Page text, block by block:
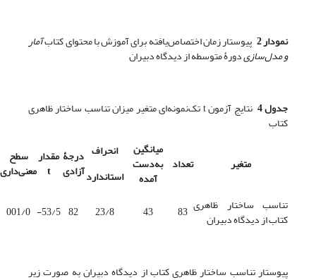
نمودار 2 پیوستار زمان اختصاص‌یافته برای آموزش با محتوای کتابآمار
و مدل‌سازیدورۀ متوسطه از دیدگاه دبیران
جدول 4 نتایج آزمون t تک‌نمونه‌ای متغیر میزان تناسب ساختار ظاهری
کتاب
متغیر تعداد
میانگین
به‌دست
آمده
انحراف
‌استاندارد
درجۀ
آزادی
مقدار
t
سطح
معنی‌داری
تناسب ساختار ظاهری
کتاب از دیدگاه دبیران 83
43
23/8
82
53/5-
001/0
پیوستار تناسب ساختار ظاهری کتاب از دیدگاه دبیران به صورت زیر